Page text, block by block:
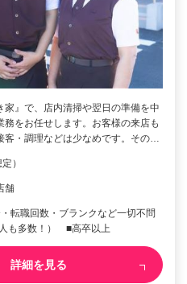
家』で、店内清掃や翌日の準備を中
務をお任せします。お客様の来店も
客・調理などは少なめです。その…
）
舗
転職回数・ブランクなど一切不問
も多数！） ■高卒以上
詳細を見る